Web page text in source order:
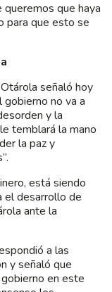
que haya
para que esto se
señaló hoy
gobierno no va a
y la
temblará la mano
la paz y
está siendo
el desarrollo de
ante la
a las
y señaló que
en este